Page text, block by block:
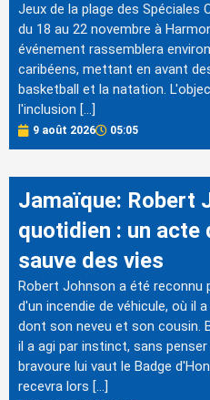
Jeux de la plage des Spéciales
du 18 au 22 novembre à
événement rassemblera
caribéens, mettant en avant
basketball et la natation.
l'inclusion […]
9 août 2026 05:05
Jamaïque: Robert
quotidien : un acte
sauve des vies
Robert Johnson a été
d'un incendie de véhicule, où il
dont son neveu et son cousin.
il a agi par instinct, sans
bravoure lui vaut le Badge
recevra lors […]